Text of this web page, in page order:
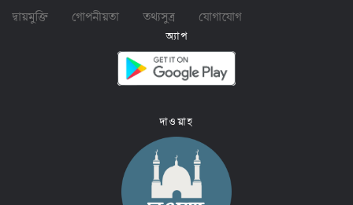
দ্বায়মুক্তি গোপনীয়তা তথ্যসুত্র যোগাযোগ
অ্যাপ
দাওয়াহ